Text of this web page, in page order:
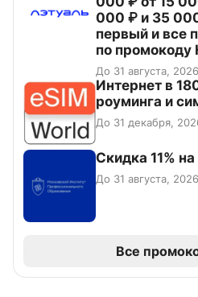
000 ₽ и 35
первый и все
по
До 31 августа, 2026
Интернет в
роуминга и
До 31 декабря,
Скидка 11%
До 31 августа, 2026
Все